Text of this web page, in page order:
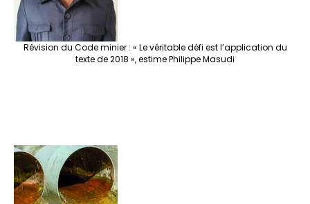
Révision du Code minier : « Le véritable défi est l’application du
texte de 2018 », estime Philippe Masudi